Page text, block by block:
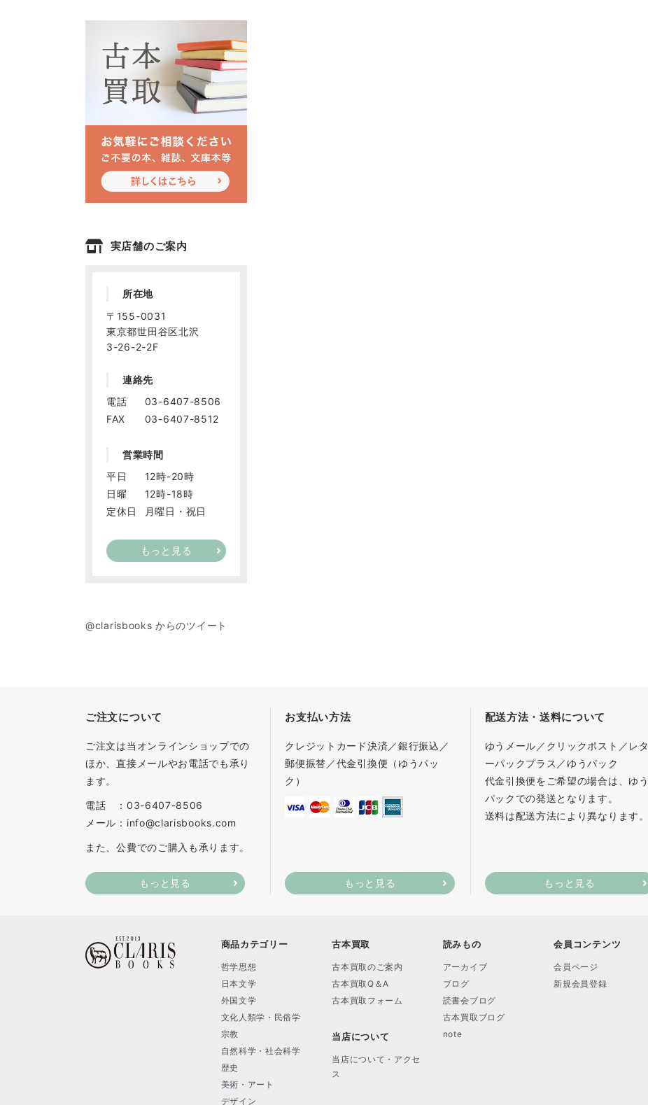
実店舗のご案内
所在地
〒155-0031
東京都世田谷区北沢
3-26-2-2F
連絡先
電話
03-6407-8506
FAX
03-6407-8512
営業時間
平日
12時-20時
日曜
12時-18時
定休日
月曜日・祝日
もっと見る
@clarisbooks からのツイート
ご注文について
ご注文は当オンラインショップでの
ほか、直接メールやお電話でも承り
ます。
電話 ：03-6407-8506
メール：info@clarisbooks.com
また、公費でのご購入も承ります。
もっと見る
お支払い方法
クレジットカード決済／銀行振込／
郵便振替／代金引換便（ゆうパッ
ク）
もっと見る
配送方法・送料について
ゆうメール／クリックポスト／レタ
ーパックプラス／ゆうパック
代金引換便をご希望の場合は、ゆう
パックでの発送となります。
送料は配送方法により異なります。
もっと見る
商品カテゴリー
哲学思想
日本文学
外国文学
文化人類学・民俗学
宗教
自然科学・社会科学
歴史
美術・アート
デザイン
古本買取
古本買取のご案内
古本買取Q＆A
古本買取フォーム
当店について
当店について・アクセ
ス
読みもの
アーカイブ
ブログ
読書会ブログ
古本買取ブログ
note
会員コンテンツ
会員ページ
新規会員登録